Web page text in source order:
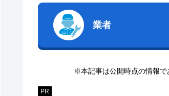
業者
※本記事は公開時点の情報で
PR